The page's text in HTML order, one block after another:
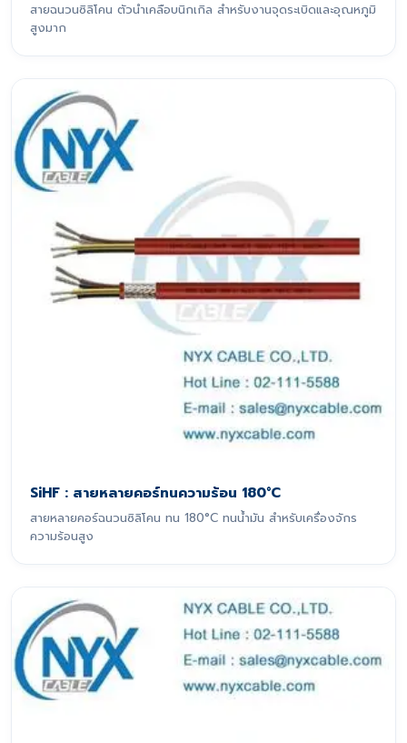
สายฉนวนซิลิโคน ตัวนำเคลือบนิกเกิล สำหรับงานจุดระเบิดและอุณหภูมิ
สูงมาก
SiHF : สายหลายคอร์ทนความร้อน 180°C
สายหลายคอร์ฉนวนซิลิโคน ทน 180°C ทนน้ำมัน สำหรับเครื่องจักร
ความร้อนสูง